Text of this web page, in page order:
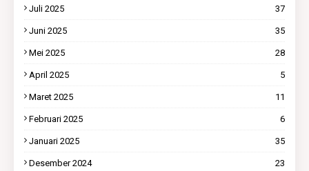
Juli 2025 37
Juni 2025 35
Mei 2025 28
April 2025 5
Maret 2025 11
Februari 2025 6
Januari 2025 35
Desember 2024 23